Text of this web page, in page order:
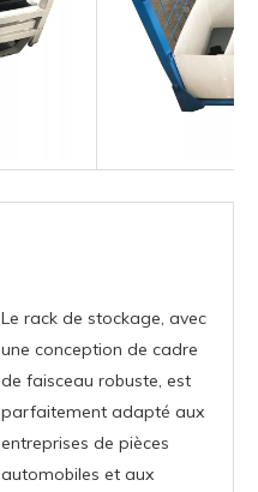
Le rack de stockage, avec
une conception de cadre
de faisceau robuste, est
parfaitement adapté aux
entreprises de pièces
automobiles et aux